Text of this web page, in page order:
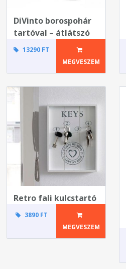
DiVinto borospohár
tartóval – átlátszó
13290 FT
MEGVESZEM
Retro fali kulcstartó
3890 FT
MEGVESZEM